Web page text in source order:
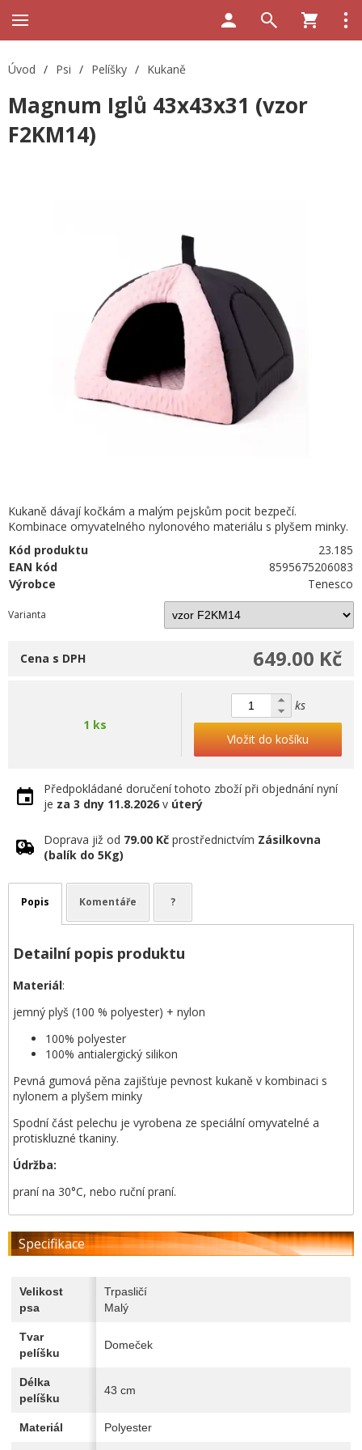
Úvod / Psi / Pelíšky / Kukaně
Magnum Iglů 43x43x31 (vzor
F2KM14)
Kukaně dávají kočkám a malým pejskům pocit bezpečí.
Kombinace omyvatelného nylonového materiálu s plyšem minky.
Kód produktu
23.185
EAN kód
8595675206083
Výrobce
Tenesco
Varianta
649.00 Kč
Cena s DPH
1 ks
ks
Vložit do košíku
Předpokládané doručení tohoto zboží při objednání nyní
je za 3 dny 11.8.2026 v úterý
Doprava již od 79.00 Kč prostřednictvím Zásilkovna
(balík do 5Kg)
Popis Komentáře ?
Detailní popis produktu
Materiál:
jemný plyš (100 % polyester) + nylon
100% polyester
100% antialergický silikon
Pevná gumová pěna zajišťuje pevnost kukaně v kombinaci s
nylonem a plyšem minky
Spodní část pelechu je vyrobena ze speciální omyvatelné a
protiskluzné tkaniny.
Údržba:
praní na 30°C, nebo ruční praní.
Specifikace
Velikost
psa
Trpasličí
Malý
Tvar
pelíšku
Domeček
Délka
pelíšku
43 cm
Materiál Polyester